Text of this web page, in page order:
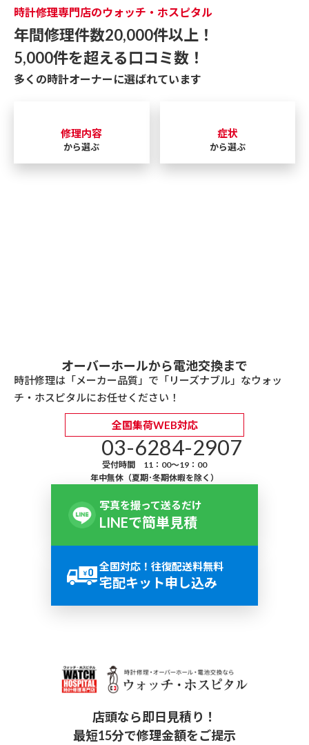
時計修理専門店のウォッチ・ホスピタル
年間修理件数20,000件以上！
5,000件を超える口コミ数！
多くの時計オーナーに選ばれています
修理内容
から選ぶ
症状
から選ぶ
オーバーホールから電池交換まで
時計修理は「メーカー品質」で「リーズナブル」なウォッ
チ・ホスピタルにお任せください！
全国集荷WEB対応
03-6284-2907
受付時間 11：00～19：00
年中無休（夏期･冬期休暇を除く）
写真を撮って送るだけ
LINEで簡単見積
全国対応！往復配送料無料
宅配キット申し込み
店頭なら即日見積り！
最短15分で修理金額をご提示